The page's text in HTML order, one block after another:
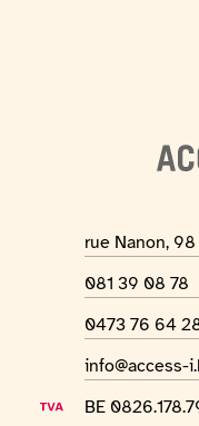
Adresse des
rue Nanon,
Telefonnummer
081 39 08 78
WhatsApp-
0473 76 64
E-Mail-
info@access-
USt-IdNr.
BE